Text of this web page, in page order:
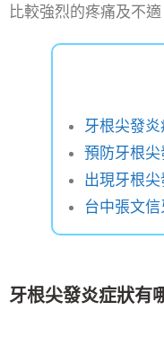
比較強烈的疼痛及不
牙根尖發
預防牙根尖
出現牙根
台中張文
牙根尖發炎症狀有